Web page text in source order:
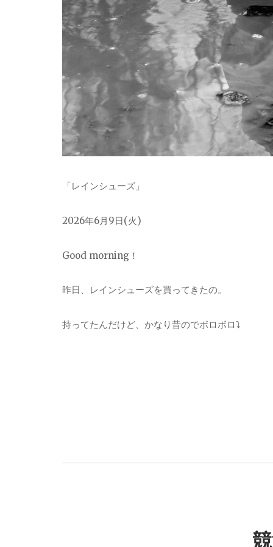
「レインシューズ」
2026年6月9日(火)
Good morning！
昨日、レインシューズを買ってきたの。
持ってたんだけど、かなり昔のでボロボロ⤵︎